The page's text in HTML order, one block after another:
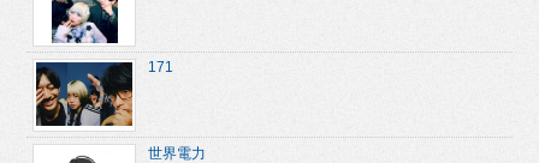
171
世界電力